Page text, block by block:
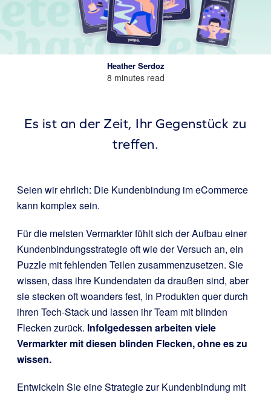
Heather Serdoz
8 minutes read
Es ist an der Zeit, Ihr Gegenstück zu
treffen.
Seien wir ehrlich: Die Kundenbindung im eCommerce
kann komplex sein.
Für die meisten Vermarkter fühlt sich der Aufbau einer
Kundenbindungsstrategie oft wie der Versuch an, ein
Puzzle mit fehlenden Teilen zusammenzusetzen. Sie
wissen, dass ihre Kundendaten da draußen sind, aber
sie stecken oft woanders fest, in Produkten quer durch
ihren Tech-Stack und lassen ihr Team mit blinden
Flecken zurück. Infolgedessen arbeiten viele
Vermarkter mit diesen blinden Flecken, ohne es zu
wissen.
Entwickeln Sie eine Strategie zur Kundenbindung mit